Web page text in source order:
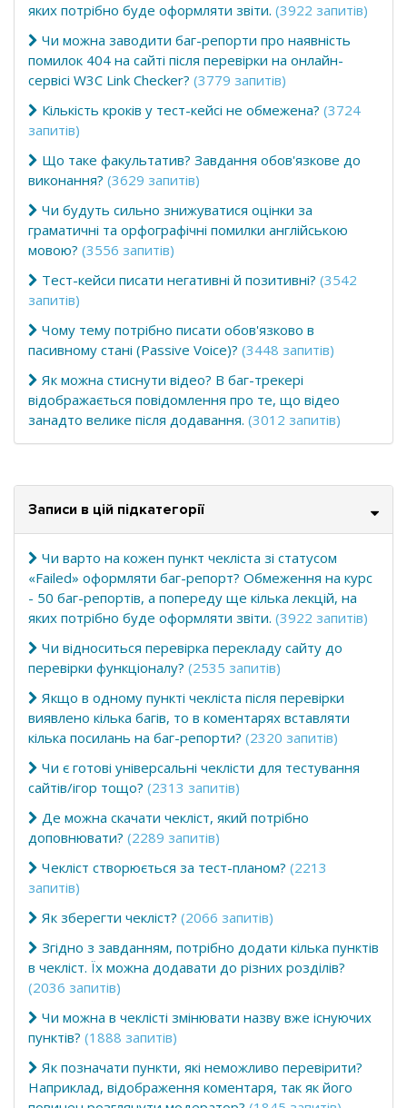
яких потрібно буде оформляти звіти. (3922 запитів)
Чи можна заводити баг-репорти про наявність
помилок 404 на сайті після перевірки на онлайн-
сервісі W3C Link Checker? (3779 запитів)
Кількість кроків у тест-кейсі не обмежена? (3724
запитів)
Що таке факультатив? Завдання обов'язкове до
виконання? (3629 запитів)
Чи будуть сильно знижуватися оцінки за
граматичні та орфографічні помилки англійською
мовою? (3556 запитів)
Тест-кейси писати негативні й позитивні? (3542
запитів)
Чому тему потрібно писати обов'язково в
пасивному стані (Passive Voice)? (3448 запитів)
Як можна стиснути відео? В баг-трекері
відображається повідомлення про те, що відео
занадто велике після додавання. (3012 запитів)
Записи в цій підкатегорії
Чи варто на кожен пункт чекліста зі статусом
«Failed» оформляти баг-репорт? Обмеження на курс
- 50 баг-репортів, а попереду ще кілька лекцій, на
яких потрібно буде оформляти звіти. (3922 запитів)
Чи відноситься перевірка перекладу сайту до
перевірки функціоналу? (2535 запитів)
Якщо в одному пункті чекліста після перевірки
виявлено кілька багів, то в коментарях вставляти
кілька посилань на баг-репорти? (2320 запитів)
Чи є готові універсальні чеклісти для тестування
сайтів/ігор тощо? (2313 запитів)
Де можна скачати чекліст, який потрібно
доповнювати? (2289 запитів)
Чекліст створюється за тест-планом? (2213
запитів)
Як зберегти чекліст? (2066 запитів)
Згідно з завданням, потрібно додати кілька пунктів
в чекліст. Їх можна додавати до різних розділів?
(2036 запитів)
Чи можна в чеклісті змінювати назву вже існуючих
пунктів? (1888 запитів)
Як позначати пункти, які неможливо перевірити?
Наприклад, відображення коментаря, так як його